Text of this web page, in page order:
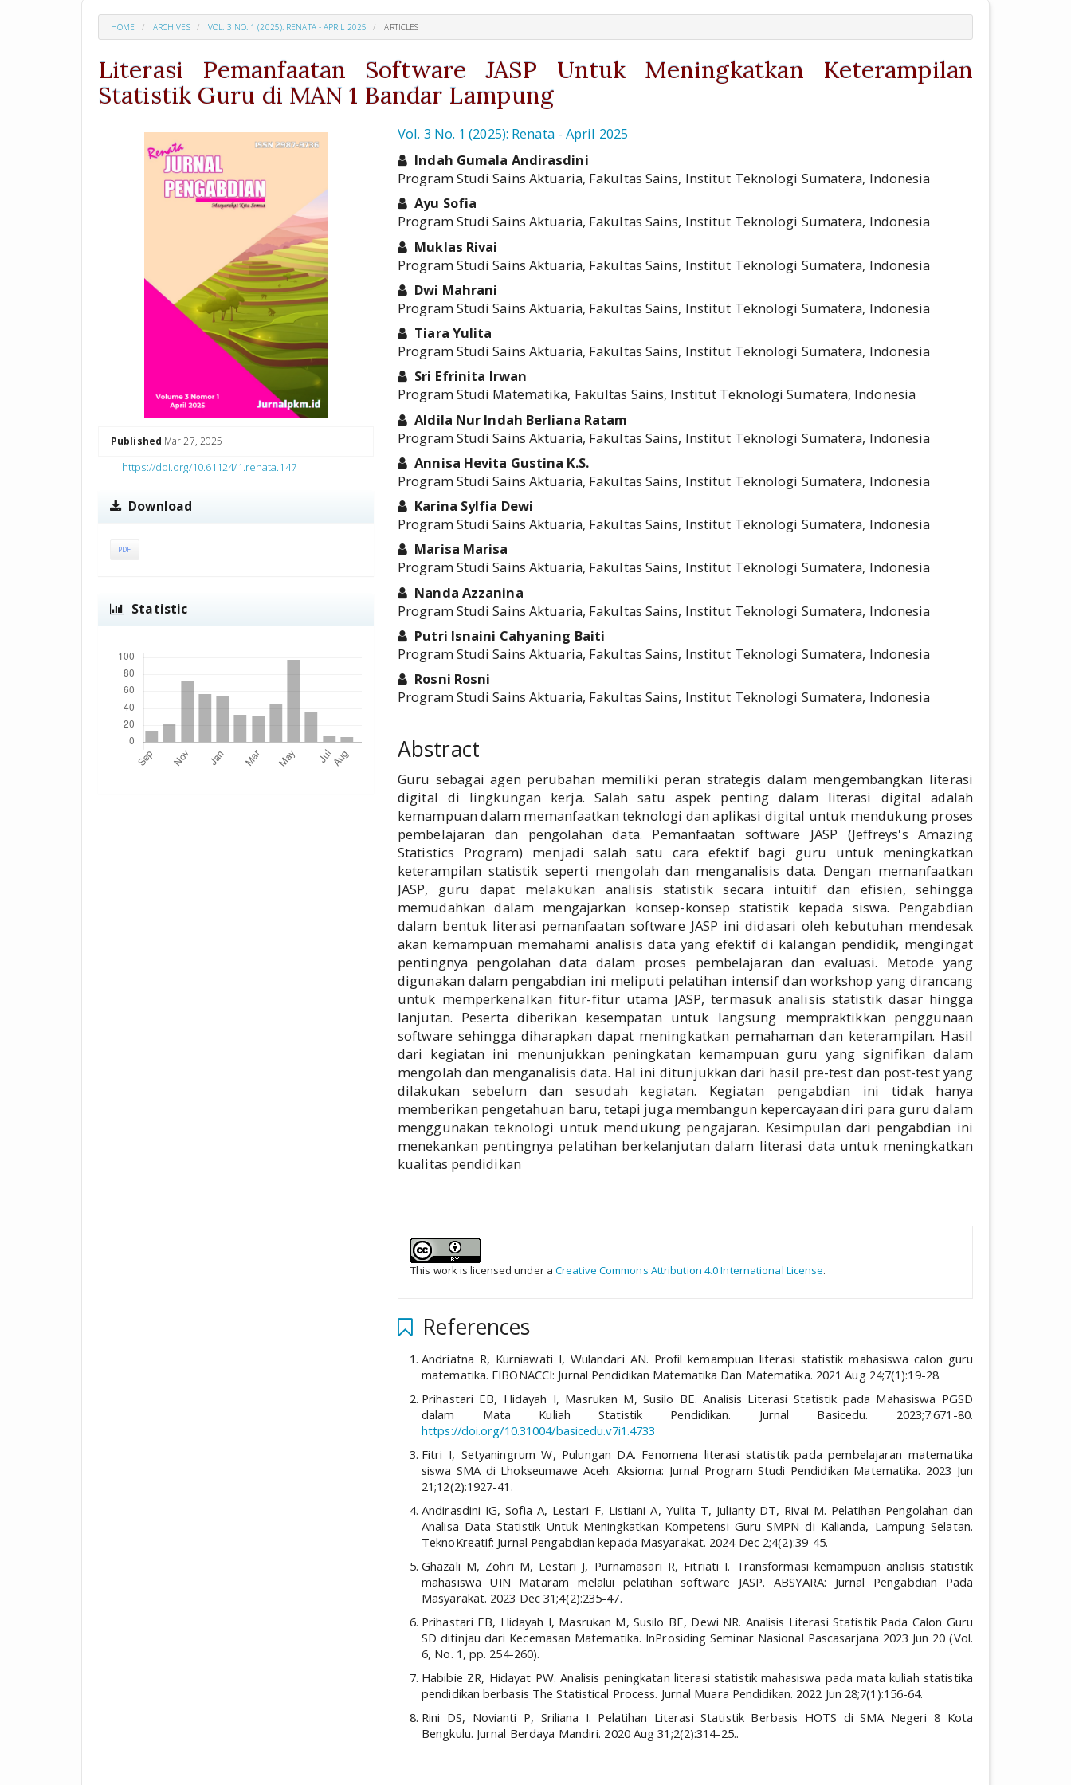
HOME ARCHIVES VOL. 3 NO. 1 (2025): RENATA - APRIL 2025 ARTICLES
Literasi Pemanfaatan Software JASP Untuk Meningkatkan Keterampilan
Statistik Guru di MAN 1 Bandar Lampung
##plugins.themes.academic_pro.article.sidebar##
Published Mar 27, 2025
https://doi.org/10.61124/1.renata.147
Download
PDF
Statistic
Vol. 3 No. 1 (2025): Renata - April 2025
##plugins.themes.academic_pro.article.main##
Indah Gumala Andirasdini
Program Studi Sains Aktuaria, Fakultas Sains, Institut Teknologi Sumatera, Indonesia
Ayu Sofia
Program Studi Sains Aktuaria, Fakultas Sains, Institut Teknologi Sumatera, Indonesia
Muklas Rivai
Program Studi Sains Aktuaria, Fakultas Sains, Institut Teknologi Sumatera, Indonesia
Dwi Mahrani
Program Studi Sains Aktuaria, Fakultas Sains, Institut Teknologi Sumatera, Indonesia
Tiara Yulita
Program Studi Sains Aktuaria, Fakultas Sains, Institut Teknologi Sumatera, Indonesia
Sri Efrinita Irwan
Program Studi Matematika, Fakultas Sains, Institut Teknologi Sumatera, Indonesia
Aldila Nur Indah Berliana Ratam
Program Studi Sains Aktuaria, Fakultas Sains, Institut Teknologi Sumatera, Indonesia
Annisa Hevita Gustina K.S.
Program Studi Sains Aktuaria, Fakultas Sains, Institut Teknologi Sumatera, Indonesia
Karina Sylfia Dewi
Program Studi Sains Aktuaria, Fakultas Sains, Institut Teknologi Sumatera, Indonesia
Marisa Marisa
Program Studi Sains Aktuaria, Fakultas Sains, Institut Teknologi Sumatera, Indonesia
Nanda Azzanina
Program Studi Sains Aktuaria, Fakultas Sains, Institut Teknologi Sumatera, Indonesia
Putri Isnaini Cahyaning Baiti
Program Studi Sains Aktuaria, Fakultas Sains, Institut Teknologi Sumatera, Indonesia
Rosni Rosni
Program Studi Sains Aktuaria, Fakultas Sains, Institut Teknologi Sumatera, Indonesia
Abstract
Guru sebagai agen perubahan memiliki peran strategis dalam mengembangkan literasi
digital di lingkungan kerja. Salah satu aspek penting dalam literasi digital adalah
kemampuan dalam memanfaatkan teknologi dan aplikasi digital untuk mendukung proses
pembelajaran dan pengolahan data. Pemanfaatan software JASP (Jeffreys's Amazing
Statistics Program) menjadi salah satu cara efektif bagi guru untuk meningkatkan
keterampilan statistik seperti mengolah dan menganalisis data. Dengan memanfaatkan
JASP, guru dapat melakukan analisis statistik secara intuitif dan efisien, sehingga
memudahkan dalam mengajarkan konsep-konsep statistik kepada siswa. Pengabdian
dalam bentuk literasi pemanfaatan software JASP ini didasari oleh kebutuhan mendesak
akan kemampuan memahami analisis data yang efektif di kalangan pendidik, mengingat
pentingnya pengolahan data dalam proses pembelajaran dan evaluasi. Metode yang
digunakan dalam pengabdian ini meliputi pelatihan intensif dan workshop yang dirancang
untuk memperkenalkan fitur-fitur utama JASP, termasuk analisis statistik dasar hingga
lanjutan. Peserta diberikan kesempatan untuk langsung mempraktikkan penggunaan
software sehingga diharapkan dapat meningkatkan pemahaman dan keterampilan. Hasil
dari kegiatan ini menunjukkan peningkatan kemampuan guru yang signifikan dalam
mengolah dan menganalisis data. Hal ini ditunjukkan dari hasil pre-test dan post-test yang
dilakukan sebelum dan sesudah kegiatan. Kegiatan pengabdian ini tidak hanya
memberikan pengetahuan baru, tetapi juga membangun kepercayaan diri para guru dalam
menggunakan teknologi untuk mendukung pengajaran. Kesimpulan dari pengabdian ini
menekankan pentingnya pelatihan berkelanjutan dalam literasi data untuk meningkatkan
kualitas pendidikan
##plugins.themes.academic_pro.article.details##
This work is licensed under aCreative Commons Attribution 4.0 International License.
References
Andriatna R, Kurniawati I, Wulandari AN. Profil kemampuan literasi statistik mahasiswa calon guru
matematika. FIBONACCI: Jurnal Pendidikan Matematika Dan Matematika. 2021 Aug 24;7(1):19-28.
Prihastari EB, Hidayah I, Masrukan M, Susilo BE. Analisis Literasi Statistik pada Mahasiswa PGSD
dalam Mata Kuliah Statistik Pendidikan. Jurnal Basicedu. 2023;7:671-80.
https://doi.org/10.31004/basicedu.v7i1.4733
Fitri I, Setyaningrum W, Pulungan DA. Fenomena literasi statistik pada pembelajaran matematika
siswa SMA di Lhokseumawe Aceh. Aksioma: Jurnal Program Studi Pendidikan Matematika. 2023 Jun
21;12(2):1927-41.
Andirasdini IG, Sofia A, Lestari F, Listiani A, Yulita T, Julianty DT, Rivai M. Pelatihan Pengolahan dan
Analisa Data Statistik Untuk Meningkatkan Kompetensi Guru SMPN di Kalianda, Lampung Selatan.
TeknoKreatif: Jurnal Pengabdian kepada Masyarakat. 2024 Dec 2;4(2):39-45.
Ghazali M, Zohri M, Lestari J, Purnamasari R, Fitriati I. Transformasi kemampuan analisis statistik
mahasiswa UIN Mataram melalui pelatihan software JASP. ABSYARA: Jurnal Pengabdian Pada
Masyarakat. 2023 Dec 31;4(2):235-47.
Prihastari EB, Hidayah I, Masrukan M, Susilo BE, Dewi NR. Analisis Literasi Statistik Pada Calon Guru
SD ditinjau dari Kecemasan Matematika. InProsiding Seminar Nasional Pascasarjana 2023 Jun 20 (Vol.
6, No. 1, pp. 254-260).
Habibie ZR, Hidayat PW. Analisis peningkatan literasi statistik mahasiswa pada mata kuliah statistika
pendidikan berbasis The Statistical Process. Jurnal Muara Pendidikan. 2022 Jun 28;7(1):156-64.
Rini DS, Novianti P, Sriliana I. Pelatihan Literasi Statistik Berbasis HOTS di SMA Negeri 8 Kota
Bengkulu. Jurnal Berdaya Mandiri. 2020 Aug 31;2(2):314-25..